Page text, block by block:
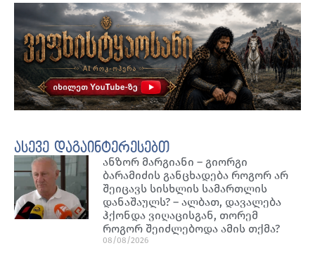
ასევე დაგაინტერესებთ
ანზორ მარგიანი – გიორგი
ბარამიძის განცხადება როგორ არ
შეიცავს სისხლის სამართლის
დანაშაულს? – ალბათ, დავალება
ჰქონდა ვიღაცისგან, თორემ
როგორ შეიძლებოდა ამის თქმა?
08/08/2026